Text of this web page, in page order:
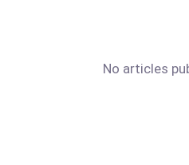
No articles